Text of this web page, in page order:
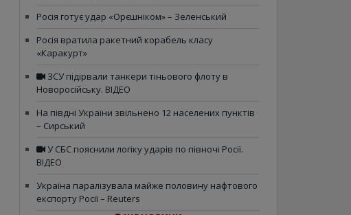
Росія готує удар «Орєшніком» – Зеленський
Росія вратила ракетний корабель класу
«Каракурт»
ЗСУ підірвали танкери тіньового флоту в
Новоросійську. ВІДЕО
На півдні України звільнено 12 населених пунктів
– Сирський
У СБС пояснили логіку ударів по півночі Росії.
ВІДЕО
Україна паралізувала майже половину нафтового
експорту Росії – Reuters